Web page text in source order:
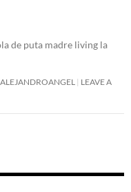
de puta madre living la
ALEJANDROANGEL
LEAVE A